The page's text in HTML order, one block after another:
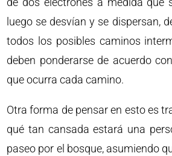
luego se desvían y se dispersan,
todos los posibles caminos
deben ponderarse de acuerdo
que ocurra cada camino.
Otra forma de pensar en esto es
qué tan cansada estará una
paseo por el bosque, asumiendo